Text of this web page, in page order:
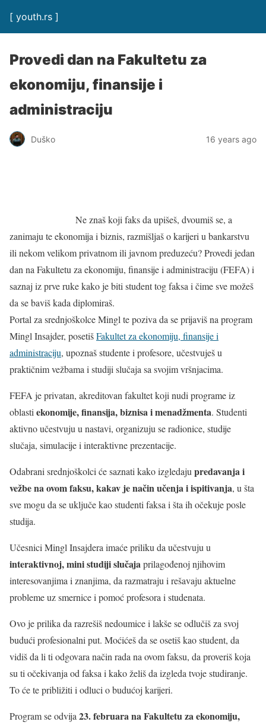
[ youth.rs ]
Provedi dan na Fakultetu za
ekonomiju, finansije i
administraciju
Duško 16 years ago
Ne znaš koji faks da upišeš, dvoumiš se, a
zanimaju te ekonomija i biznis, razmišljaš o karijeri u bankarstvu
ili nekom velikom privatnom ili javnom preduzeću? Provedi jedan
dan na Fakultetu za ekonomiju, finansije i administraciju (FEFA) i
saznaj iz prve ruke kako je biti student tog faksa i čime sve možeš
da se baviš kada diplomiraš.
Portal za srednjoškolce Mingl te poziva da se prijaviš na program
Mingl Insajder, posetišFakultet za ekonomiju, finansije i
administraciju, upoznaš studente i profesore, učestvuješ u
praktičnim vežbama i studiji slučaja sa svojim vršnjacima.
FEFA je privatan, akreditovan fakultet koji nudi programe iz
oblasti ekonomije, finansija, biznisa i menadžmenta. Studenti
aktivno učestvuju u nastavi, organizuju se radionice, studije
slučaja, simulacije i interaktivne prezentacije.
Odabrani srednjoškolci će saznati kako izgledaju predavanja i
vežbe na ovom faksu, kakav je način učenja i ispitivanja, u šta
sve mogu da se uključe kao studenti faksa i šta ih očekuje posle
studija.
Učesnici Mingl Insajdera imaće priliku da učestvuju u
interaktivnoj, mini studiji slučajaprilagođenoj njihovim
interesovanjima i znanjima, da razmatraju i rešavaju aktuelne
probleme uz smernice i pomoć profesora i studenata.
Ovo je prilika da razrešiš nedoumice i lakše se odlučiš za svoj
budući profesionalni put. Moćićeš da se osetiš kao student, da
vidiš da li ti odgovara način rada na ovom faksu, da proveriš koja
su ti očekivanja od faksa i kako želiš da izgleda tvoje studiranje.
To će te približiti i odluci o budućoj karijeri.
Program se odvija 23. februara na Fakultetu za ekonomiju,